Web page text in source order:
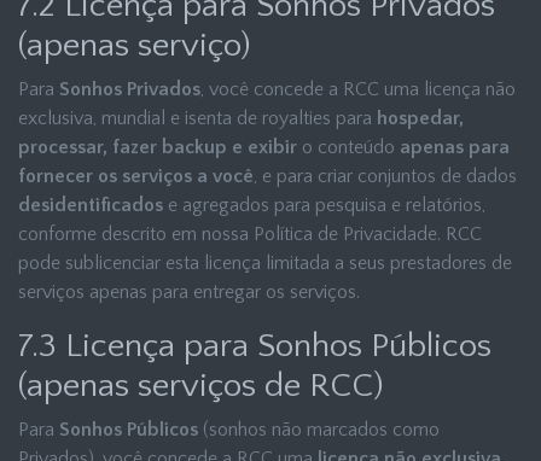
(apenas serviço)
Para Sonhos Privados, você concede a RCC uma licença não
exclusiva, mundial e isenta de royalties para hospedar,
processar, fazer backup e exibir o conteúdo apenas para
fornecer os serviços a você, e para criar conjuntos de dados
desidentificados e agregados para pesquisa e relatórios,
conforme descrito em nossa Política de Privacidade. RCC
pode sublicenciar esta licença limitada a seus prestadores de
serviços apenas para entregar os serviços.
7.3 Licença para Sonhos Públicos
(apenas serviços de RCC)
Para Sonhos Públicos (sonhos não marcados como